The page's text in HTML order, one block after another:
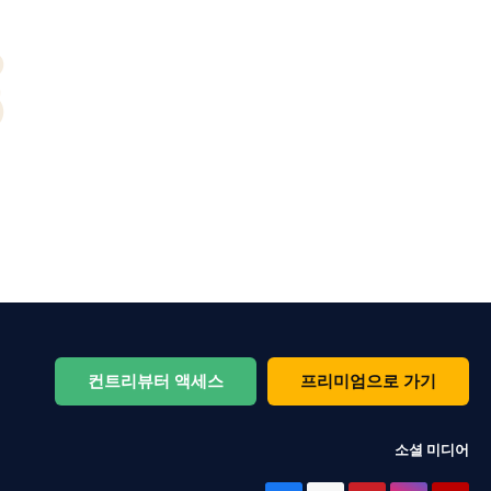
컨트리뷰터 액세스 프리미엄으로 가기
소셜 미디어